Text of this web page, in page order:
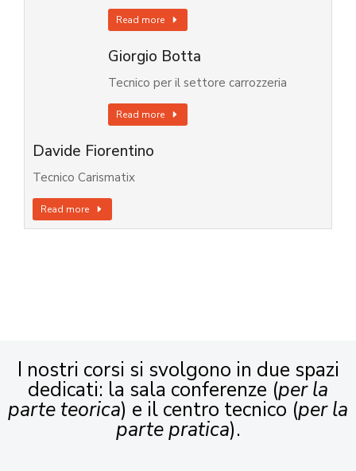
Read more
Giorgio Botta
Tecnico per il settore carrozzeria
Read more
Davide Fiorentino
Tecnico Carismatix
Read more
I nostri corsi si svolgono in due spazi
dedicati: la sala conferenze (per la
parte teorica) e il centro tecnico (per la
parte pratica).